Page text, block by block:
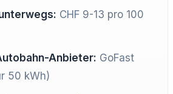
CHF 9-13 pro 100
Anbieter: GoFast
50 kWh)